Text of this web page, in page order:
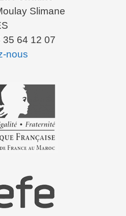
Slimane
35 64 12 07
nous